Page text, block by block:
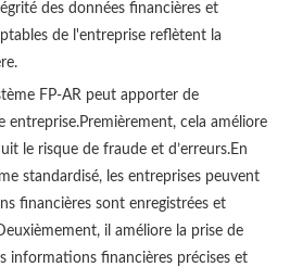
des données financières et
de l'entreprise reflètent la
FP-AR peut apporter de
entreprise.Premièrement, cela améliore
le risque de fraude et d’erreurs.En
standardisé, les entreprises peuvent
financières sont enregistrées et
il améliore la prise de
informations financières précises et